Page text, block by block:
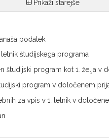
Prikaži starejše
podatek
študijskega programa
študijski program kot 1. želja v
program v določenem
za vpis v 1. letnik v